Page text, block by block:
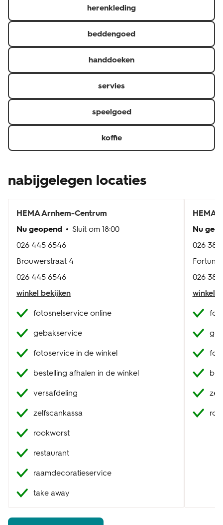
herenkleding
beddengoed
handdoeken
servies
speelgoed
koffie
nabijgelegen locaties
HEMAArnhem-Centrum
Nu geopend
Sluit om 18:00
026 445 6546
Brouwerstraat 4
026 445 6546
winkel bekijken
fotosnelservice online
gebakservice
fotoservice in de winkel
bestelling afhalen in de winkel
versafdeling
zelfscankassa
rookworst
restaurant
raamdecoratieservice
take away
HEMA
Nu
026 383
026 383
winkel